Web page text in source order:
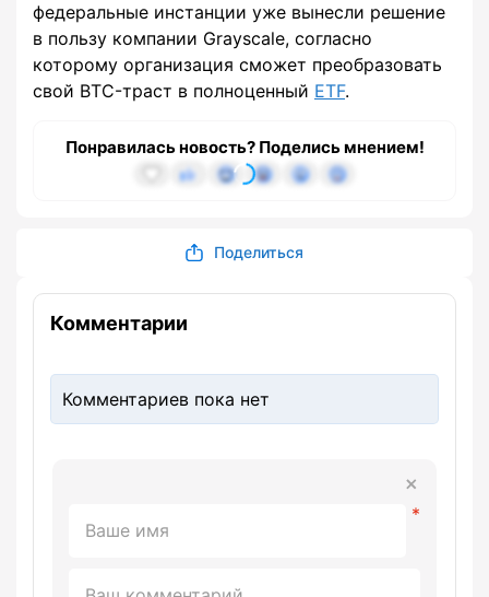
федеральные инстанции уже вынесли решение
в пользу компании Grayscale, согласно
которому организация сможет преобразовать
свой BTC-траст в полноценный ETF.
Понравилась новость? Поделись мнением!
Поделиться
Комментарии
Комментариев пока нет